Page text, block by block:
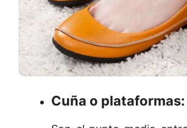
Cuña o plataformas: